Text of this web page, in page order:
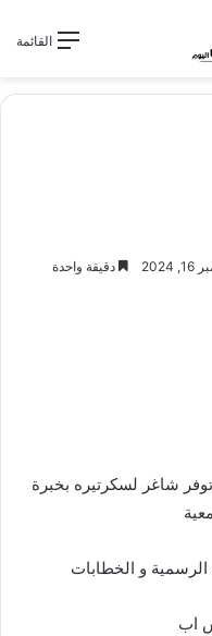
القائمة
دقيقة واحدة
شاغر لسكرتيره بخبرة
و الخطابات
اب